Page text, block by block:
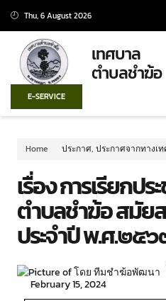
Thu, 6 August 2026
เทศบาล
ตำบลชำฆ้อ
E-SERVICE
Home ประกาศ, ประกาศจากทางเ
เรื่อง การเรียกป
ตำบลชำฆ้อ สมั
ประจำปี พ.ศ.๒๕
February 15, 2024